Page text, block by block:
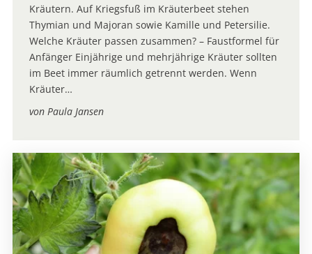
Kräutern. Auf Kriegsfuß im Kräuterbeet stehen
Thymian und Majoran sowie Kamille und Petersilie.
Welche Kräuter passen zusammen? – Faustformel für
Anfänger Einjährige und mehrjährige Kräuter sollten
im Beet immer räumlich getrennt werden. Wenn
Kräuter…
von Paula Jansen